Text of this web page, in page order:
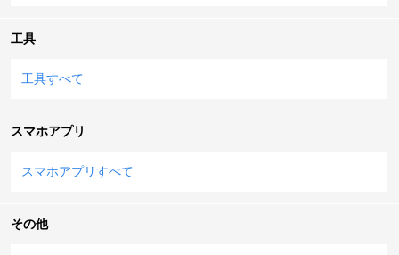
工具
工具すべて
スマホアプリ
スマホアプリすべて
その他